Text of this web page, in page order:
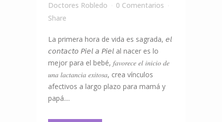
Doctores Robledo
0 Comentarios
Share
La primera hora de vida es sagrada, 𝘦𝘭
𝘤𝘰𝘯𝘵𝘢𝘤𝘵𝘰 𝘗𝘪𝘦𝘭 𝘢 𝘗𝘪𝘦𝘭 al nacer es lo
mejor para el bebé, 𝑓𝑎𝑣𝑜𝑟𝑒𝑐𝑒 𝑒𝑙 𝑖𝑛𝑖𝑐𝑖𝑜 𝑑𝑒
𝑢𝑛𝑎 𝑙𝑎𝑐𝑡𝑎𝑛𝑐𝑖𝑎 𝑒𝑥𝑖𝑡𝑜𝑠𝑎, crea vínculos
afectivos a largo plazo para mamá y
papá....